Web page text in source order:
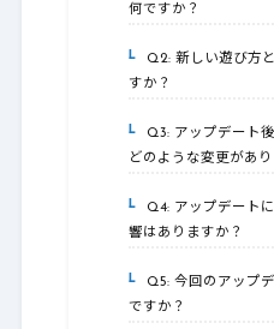
何ですか？
5-2.Q2: 新しい遊び方
すか？
5-3.Q3: アップデート
どのような変更があり
5-4.Q4: アップデート
響はありますか？
5-5.Q5: 今回のアップ
ですか？